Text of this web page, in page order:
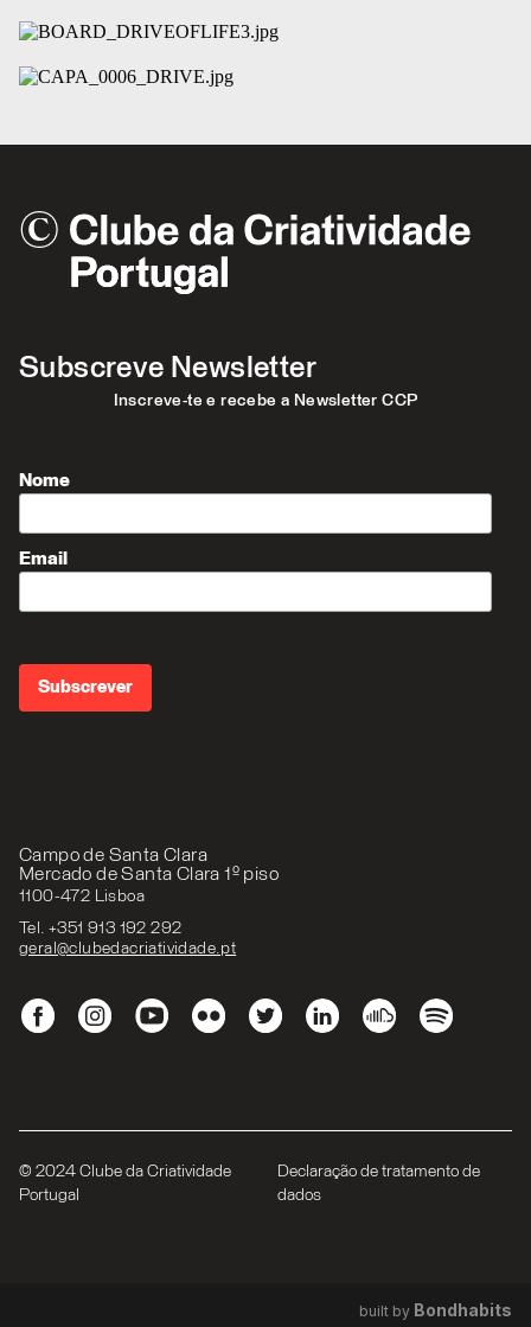
Campo de Santa Clara
Mercado de Santa Clara 1º piso
1100-472 Lisboa
Tel. +351 913 192 292
geral@clubedacriatividade.pt
Subscreve Newsletter
Inscreve-te e recebe a Newsletter CCP
Nome
Email
© 2024 Clube da Criatividade
Portugal
Declaração de tratamento de
dados
built by Bondhabits